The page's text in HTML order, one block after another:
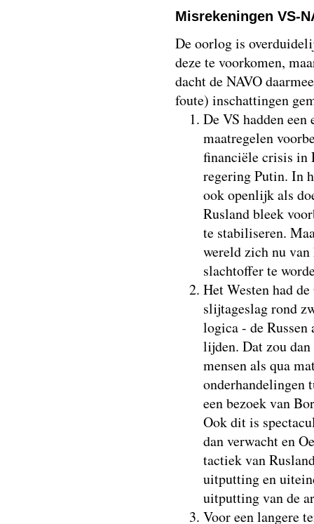
Misrekeningen VS-
De oorlog is
deze te voorkomen,
dacht de NAVO
foute) inschattingen
De VS hadden
maatregelen
financiële crisis in
regering Putin. In
ook openlijk als
Rusland bleek
te stabiliseren.
wereld zich nu
slachtoffer te
Het Westen had
slijtageslag rond
logica - de Russen
lijden. Dat zou
mensen als qua
onderhandelingen
een bezoek van
Ook dit is
dan verwacht en
tactiek van
uitputting en
uitputting van de
Voor een langere